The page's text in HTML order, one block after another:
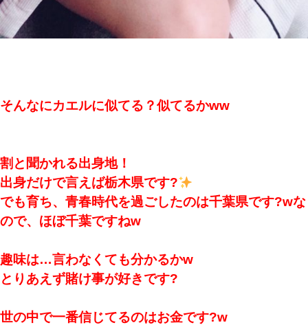
そんなにカエルに似てる？似てるかww
割と聞かれる出身地！
出身だけで言えば栃木県です?
でも育ち、青春時代を過ごしたのは千葉県です?wな
ので、ほぼ千葉ですねw
趣味は…言わなくても分かるかw
とりあえず賭け事が好きです?
世の中で一番信じてるのはお金です?w